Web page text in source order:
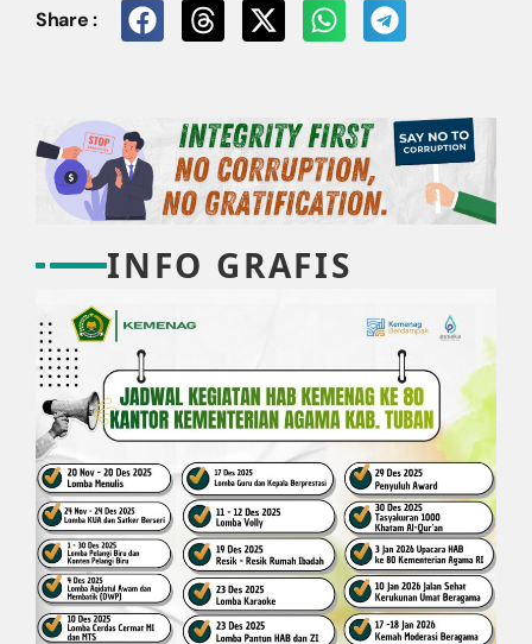
Share :
INFO GRAFIS